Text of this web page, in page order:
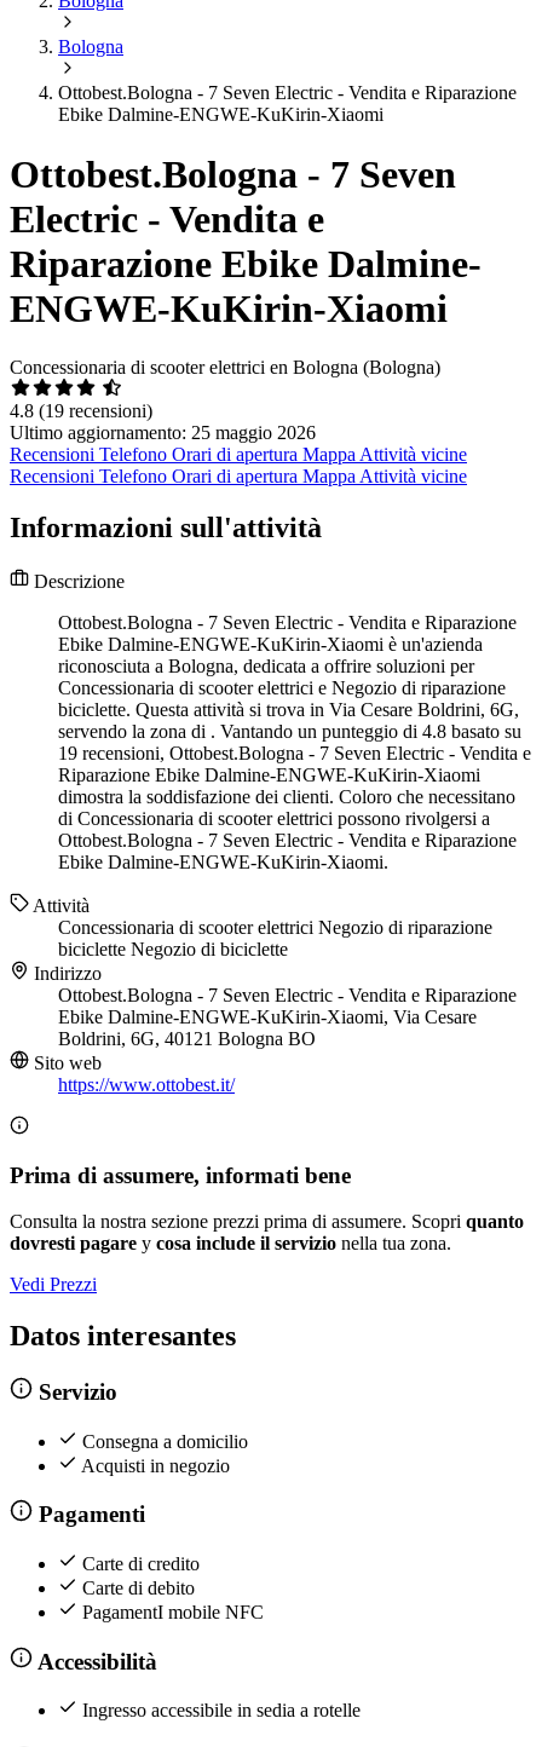
Bologna
Ottobest.Bologna - 7 Seven Electric - Vendita e Riparazione
Ebike Dalmine-ENGWE-KuKirin-Xiaomi
Ottobest.Bologna - 7 Seven
Electric - Vendita e
Riparazione Ebike Dalmine-
ENGWE-KuKirin-Xiaomi
Concessionaria di scooter elettrici en Bologna (Bologna)
4.8 (19 recensioni)
Ultimo aggiornamento: 25 maggio 2026
Recensioni Telefono Orari di apertura Mappa Attività vicine
Recensioni Telefono Orari di apertura Mappa Attività vicine
Informazioni sull'attività
Descrizione
Ottobest.Bologna - 7 Seven Electric - Vendita e Riparazione
Ebike Dalmine-ENGWE-KuKirin-Xiaomi è un'azienda
riconosciuta a Bologna, dedicata a offrire soluzioni per
Concessionaria di scooter elettrici e Negozio di riparazione
biciclette. Questa attività si trova in Via Cesare Boldrini, 6G,
servendo la zona di . Vantando un punteggio di 4.8 basato su
19 recensioni, Ottobest.Bologna - 7 Seven Electric - Vendita e
Riparazione Ebike Dalmine-ENGWE-KuKirin-Xiaomi
dimostra la soddisfazione dei clienti. Coloro che necessitano
di Concessionaria di scooter elettrici possono rivolgersi a
Ottobest.Bologna - 7 Seven Electric - Vendita e Riparazione
Ebike Dalmine-ENGWE-KuKirin-Xiaomi.
Attività
Concessionaria di scooter elettrici Negozio di riparazione
biciclette Negozio di biciclette
Indirizzo
Ottobest.Bologna - 7 Seven Electric - Vendita e Riparazione
Ebike Dalmine-ENGWE-KuKirin-Xiaomi, Via Cesare
Boldrini, 6G, 40121 Bologna BO
Sito web
https://www.ottobest.it/
Prima di assumere, informati bene
Consulta la nostra sezione prezzi prima di assumere. Scopri quanto
dovresti pagare y cosa include il servizio nella tua zona.
Vedi Prezzi
Datos interesantes
Servizio
Consegna a domicilio
Acquisti in negozio
Pagamenti
Carte di credito
Carte di debito
PagamentI mobile NFC
Accessibilità
Ingresso accessibile in sedia a rotelle